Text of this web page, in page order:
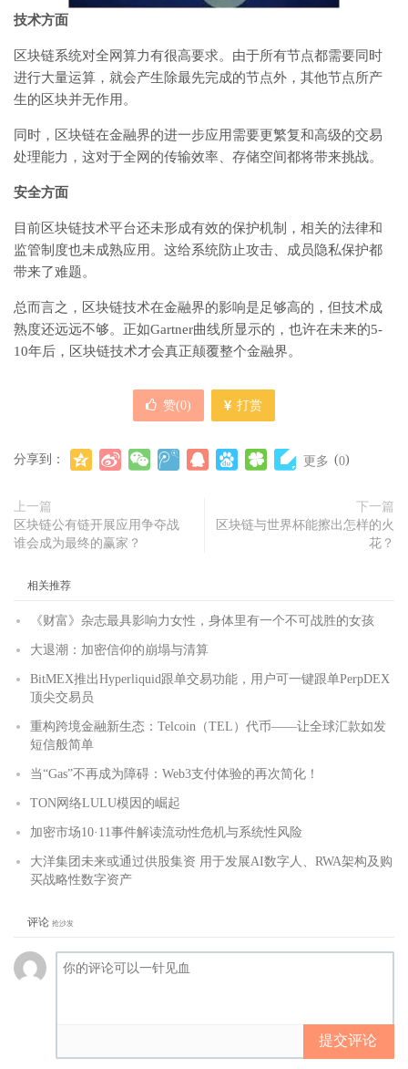
技术方面
区块链系统对全网算力有很高要求。由于所有节点都需要同时
进行大量运算，就会产生除最先完成的节点外，其他节点所产
生的区块并无作用。
同时，区块链在金融界的进一步应用需要更繁复和高级的交易
处理能力，这对于全网的传输效率、存储空间都将带来挑战。
安全方面
目前区块链技术平台还未形成有效的保护机制，相关的法律和
监管制度也未成熟应用。这给系统防止攻击、成员隐私保护都
带来了难题。
总而言之，区块链技术在金融界的影响是足够高的，但技术成
熟度还远远不够。正如Gartner曲线所显示的，也许在未来的5-
10年后，区块链技术才会真正颠覆整个金融界。
赞(0) 打赏
分享到： 更多 (0)
上一篇
区块链公有链开展应用争夺战
谁会成为最终的赢家？
下一篇
区块链与世界杯能擦出怎样的火
花？
相关推荐
《财富》杂志最具影响力女性，身体里有一个不可战胜的女孩
大退潮：加密信仰的崩塌与清算
BitMEX推出Hyperliquid跟单交易功能，用户可一键跟单PerpDEX
顶尖交易员
重构跨境金融新生态：Telcoin（TEL）代币——让全球汇款如发
短信般简单
当“Gas”不再成为障碍：Web3支付体验的再次简化！
TON网络LULU模因的崛起
加密市场10·11事件解读流动性危机与系统性风险
大洋集团未来或通过供股集资 用于发展AI数字人、RWA架构及购
买战略性数字资产
评论 抢沙发
提交评论